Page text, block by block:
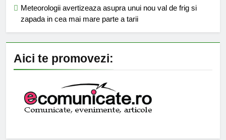
Meteorologii avertizeaza asupra unui nou val de frig si
zapada in cea mai mare parte a tarii
Aici te promovezi: